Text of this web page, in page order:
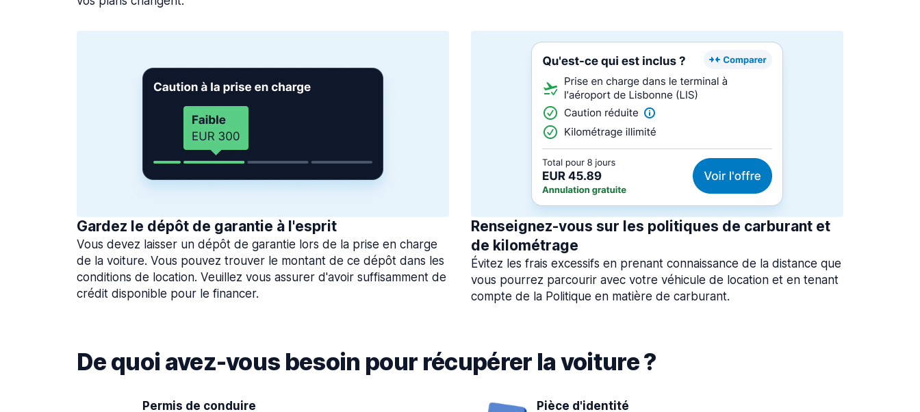
Gardez le dépôt de garantie à l'esprit
Vous devez laisser un dépôt de garantie lors de la prise en charge
de la voiture. Vous pouvez trouver le montant de ce dépôt dans les
conditions de location. Veuillez vous assurer d'avoir suffisamment de
crédit disponible pour le financer.
Renseignez-vous sur les politiques de carburant et
de kilométrage
Évitez les frais excessifs en prenant connaissance de la distance que
vous pourrez parcourir avec votre véhicule de location et en tenant
compte de la Politique en matière de carburant.
De quoi avez-vous besoin pour récupérer la voiture ?
Permis de conduire Pièce d'identité